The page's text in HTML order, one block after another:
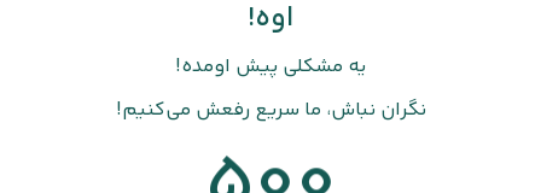
اوه!
یه مشکلی پیش اومده!
نگران نباش، ما سریع رفعش می‌کنیم!